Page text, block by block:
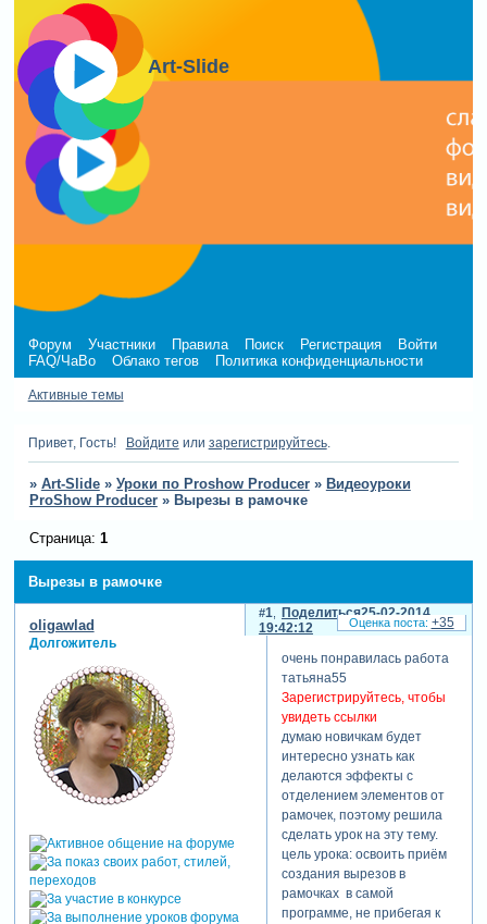
Art-Slide
Форум Участники Правила Поиск Регистрация
Войти
FAQ/ЧаВо
Облако тегов Политика конфиденциальности
Активные темы
Привет, Гость! Войдите или зарегистрируйтесь.
» Art-Slide » Уроки по Proshow Producer » Видеоуроки
ProShow Producer » Вырезы в рамочке
Вырезы в рамочке
Страница: 1
Поделиться
1
25-02-2014
19:42:12
oligawlad
Долгожитель
очень понравилась работа
татьяна55
Зарегистрируйтесь, чтобы
увидеть ссылки
думаю новичкам будет
интересно узнать как
делаются эффекты с
отделением элементов от
рамочек, поэтому решила
сделать урок на эту тему.
цель урока: освоить приём
создания вырезов в
рамочках в самой
программе, не прибегая к
+35